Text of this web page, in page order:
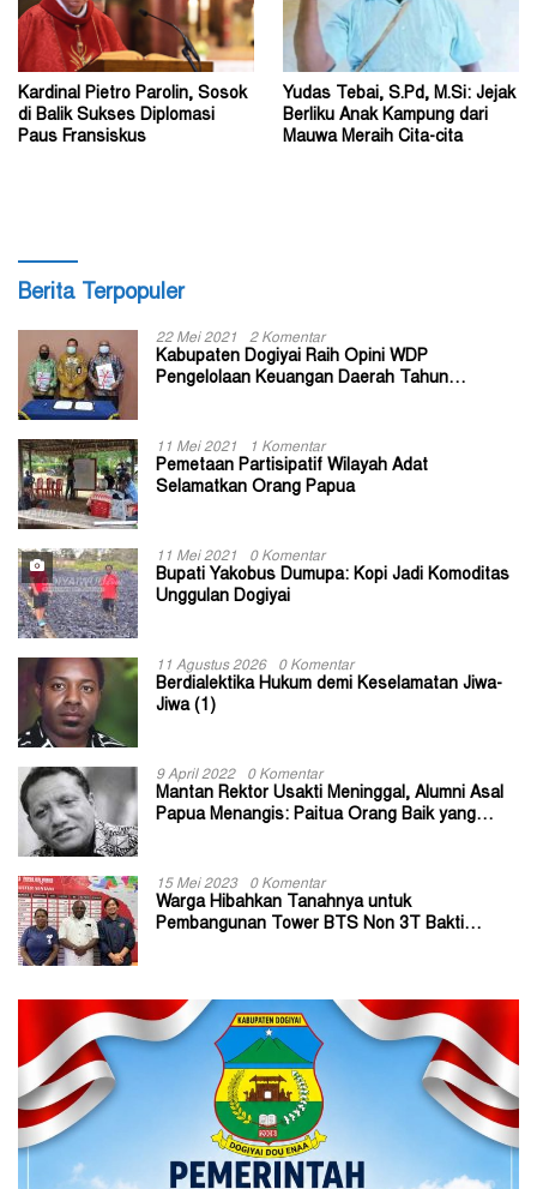
Kardinal Pietro Parolin, Sosok
di Balik Sukses Diplomasi
Paus Fransiskus
Yudas Tebai, S.Pd, M.Si: Jejak
Berliku Anak Kampung dari
Mauwa Meraih Cita-cita
Berita Terpopuler
22 Mei 2021 2 Komentar
Kabupaten Dogiyai Raih Opini WDP
Pengelolaan Keuangan Daerah Tahun
11 Mei 2021 1 Komentar
Pemetaan Partisipatif Wilayah Adat
Selamatkan Orang Papua
11 Mei 2021 0 Komentar
Bupati Yakobus Dumupa: Kopi Jadi Komoditas
Unggulan Dogiyai
11 Agustus 2026 0 Komentar
Berdialektika Hukum demi Keselamatan Jiwa-
Jiwa (1)
9 April 2022 0 Komentar
Mantan Rektor Usakti Meninggal, Alumni Asal
Papua Menangis: Paitua Orang Baik yang
15 Mei 2023 0 Komentar
Warga Hibahkan Tanahnya untuk
Pembangunan Tower BTS Non 3T Bakti